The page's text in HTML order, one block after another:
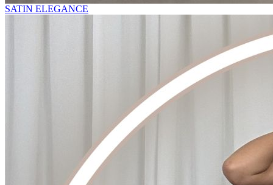
SATIN ELEGANCE